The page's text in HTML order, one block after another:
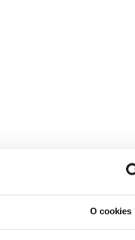
O cookies